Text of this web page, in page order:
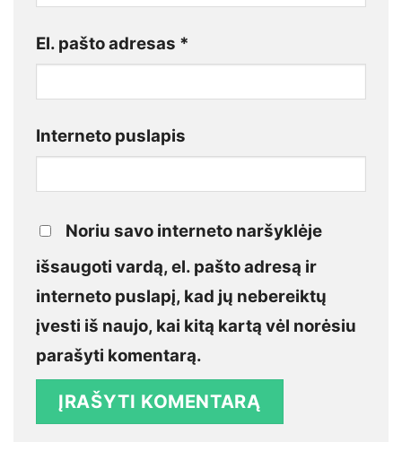
El. pašto adresas *
Interneto puslapis
Noriu savo interneto naršyklėje
išsaugoti vardą, el. pašto adresą ir
interneto puslapį, kad jų nebereiktų
įvesti iš naujo, kai kitą kartą vėl norėsiu
parašyti komentarą.